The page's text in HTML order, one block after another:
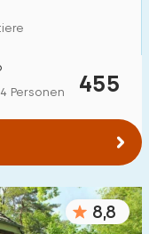
455
Personen
8,8